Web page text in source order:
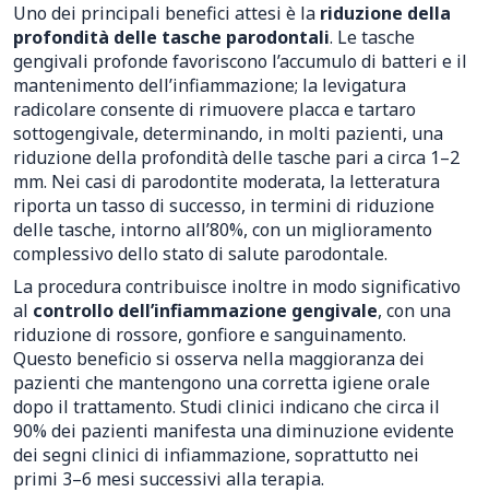
Uno dei principali benefici attesi è la riduzione della
profondità delle tasche parodontali. Le tasche
gengivali profonde favoriscono l’accumulo di batteri e il
mantenimento dell’infiammazione; la levigatura
radicolare consente di rimuovere placca e tartaro
sottogengivale, determinando, in molti pazienti, una
riduzione della profondità delle tasche pari a circa 1–2
mm. Nei casi di parodontite moderata, la letteratura
riporta un tasso di successo, in termini di riduzione
delle tasche, intorno all’80%, con un miglioramento
complessivo dello stato di salute parodontale.
La procedura contribuisce inoltre in modo significativo
al controllo dell’infiammazione gengivale, con una
riduzione di rossore, gonfiore e sanguinamento.
Questo beneficio si osserva nella maggioranza dei
pazienti che mantengono una corretta igiene orale
dopo il trattamento. Studi clinici indicano che circa il
90% dei pazienti manifesta una diminuzione evidente
dei segni clinici di infiammazione, soprattutto nei
primi 3–6 mesi successivi alla terapia.